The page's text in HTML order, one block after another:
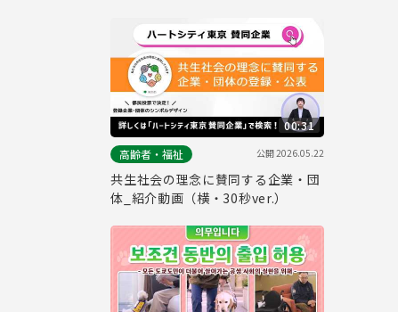
00:31
高齢者・福祉
公開2026.05.22
共生社会の理念に賛同する企業・団
体_紹介動画（横・30秒ver.）